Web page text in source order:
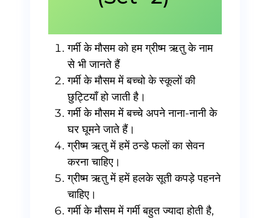
गर्मी के मौसम को हम ग्रीष्म ऋतु के नाम
से भी जानते हैं
गर्मी के मौसम में बच्चो के स्कूलों की
छुट्टियाँ हो जाती है।
गर्मी के मौसम में बच्चे अपने नाना-नानी के
घर घूमने जाते हैं।
ग्रीष्म ऋतु में हमें ठन्डे फलों का सेवन
करना चाहिए।
ग्रीष्म ऋतु में हमें हलके सूती कपड़े पहनने
चाहिए।
गर्मी के मौसम में गर्मी बहुत ज्यादा होती है,